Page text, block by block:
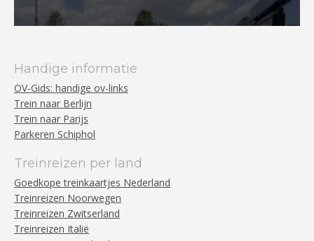
Handige informatie
OV-Gids: handige ov-links
Trein naar Berlijn
Trein naar Parijs
Parkeren Schiphol
Treinreizen per land
Goedkope treinkaartjes Nederland
Treinreizen Noorwegen
Treinreizen Zwitserland
Treinreizen Italië